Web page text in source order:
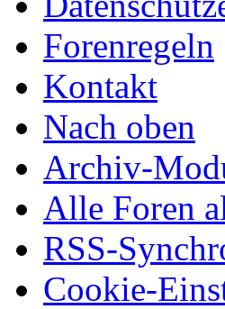
Forenregeln
Kontakt
Nach oben
Archiv-
Alle Foren
RSS-
Cookie-